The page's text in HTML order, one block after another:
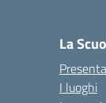
La
I luoghi